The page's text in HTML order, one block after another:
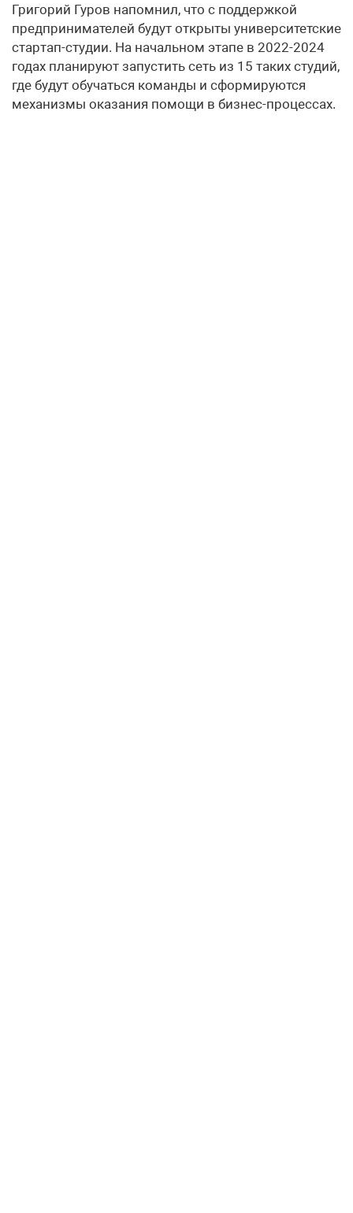
Григорий Гуров напомнил, что с поддержкой
предпринимателей будут открыты университетские
стартап-студии. На начальном этапе в 2022-2024
годах планируют запустить сеть из 15 таких студий,
где будут обучаться команды и сформируются
механизмы оказания помощи в бизнес-процессах.